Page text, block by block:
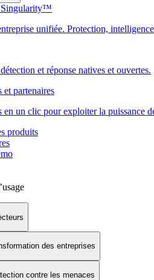
Singularity™
unifiée. Protection,
et réponse natives et ouvertes.
et partenaires
en un clic pour exploiter la puissance
produits
des entreprises
contre les menaces